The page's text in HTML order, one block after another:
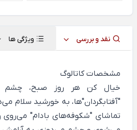
نقد و بررسی ویژگی ها
مشخصات کاتالوگ
خیال کن هر روز صبح، چشم
"آفتابگردان"ها، به خورشید سلام
تماشای "شکوفه‌های بادام"